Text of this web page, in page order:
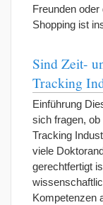
Freunden
Shopping ist
Sind Zeit-
Tracking
Einführung
sich fragen,
Tracking
viele
gerechtfertigt
Kompetenzen